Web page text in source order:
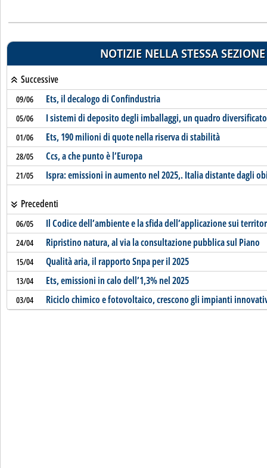
NOTIZIE NELLA STESSA SEZIONE
Successive
09/06 Ets, il decalogo di Confindustria
05/06 I sistemi di deposito degli imballaggi, un quadro diversificato
01/06 Ets, 190 milioni di quote nella riserva di stabilità
28/05 Ccs, a che punto è l’Europa
21/05 Ispra: emissioni in aumento nel 2025,. Italia distante dagli
Precedenti
06/05 Il Codice dell’ambiente e la sfida dell’applicazione sui
24/04 Ripristino natura, al via la consultazione pubblica sul Piano
15/04 Qualità aria, il rapporto Snpa per il 2025
13/04 Ets, emissioni in calo dell’1,3% nel 2025
03/04 Riciclo chimico e fotovoltaico, crescono gli impianti